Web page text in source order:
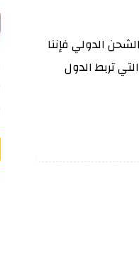
الدولي فإننا
تربط الدول